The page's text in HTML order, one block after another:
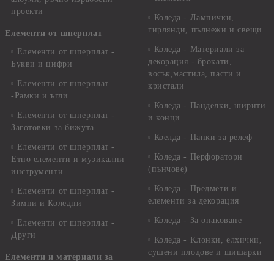
проекти
Елементи от шперплат
Елементи от шперплат -
Букви и цифри
Елементи от шперплат
-Рамки и ъгли
Елементи от шперплат -
Заготовки за бижута
Елементи от шперплат -
Етно елементи и музикални
инструменти
Елементи от шперплат -
Зимни и Коледни
Елементи от шперплат -
Други
Елементи и материали за
Коледа - Лампички,
гирлянди, пълнежи и свещи
Коледа - Материали за
декорация - брокати,
восък,мастила, пасти и
кристали
Коледа - Панделки, ширити
и конци
Коелда - Папки за релеф
Коледа - Перфоратори
(пънчове)
Коледа - Предмети и
елементи за декорация
Коледа - За опаковане
Коледа - Kлонки, елхички,
сушени плодове и шишарки